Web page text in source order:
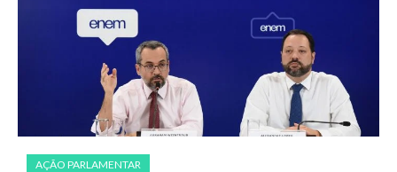
AÇÃO PARLAMENTAR